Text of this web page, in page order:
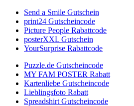
Send a Smile Gutschein
print24 Gutscheincode
Picture People Rabattcode
posterXXL Gutschein
YourSurprise Rabattcode
Puzzle.de Gutscheincode
MY FAM POSTER Rabatt
Kartenliebe Gutscheincode
Lieblingsfoto Rabatt
Spreadshirt Gutscheincode